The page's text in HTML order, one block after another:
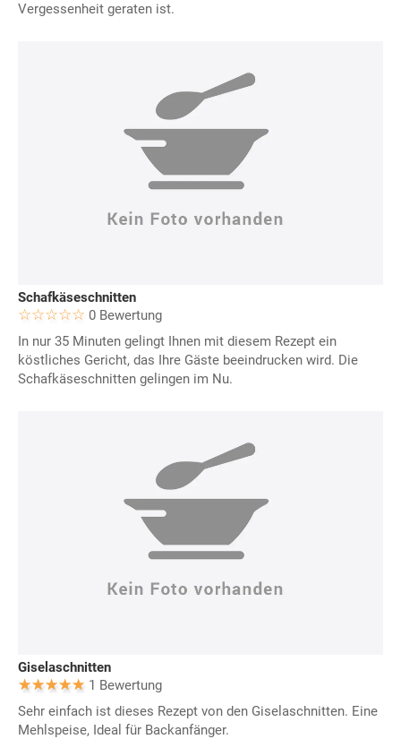
Vergessenheit geraten ist.
Schafkäseschnitten
0 Bewertung
In nur 35 Minuten gelingt Ihnen mit diesem Rezept ein
köstliches Gericht, das Ihre Gäste beeindrucken wird. Die
Schafkäseschnitten gelingen im Nu.
Giselaschnitten
1 Bewertung
Sehr einfach ist dieses Rezept von den Giselaschnitten. Eine
Mehlspeise, Ideal für Backanfänger.